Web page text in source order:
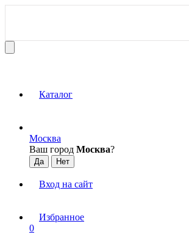
Каталог
Москва
Ваш город Москва?
Вход на сайт
Избранное
0